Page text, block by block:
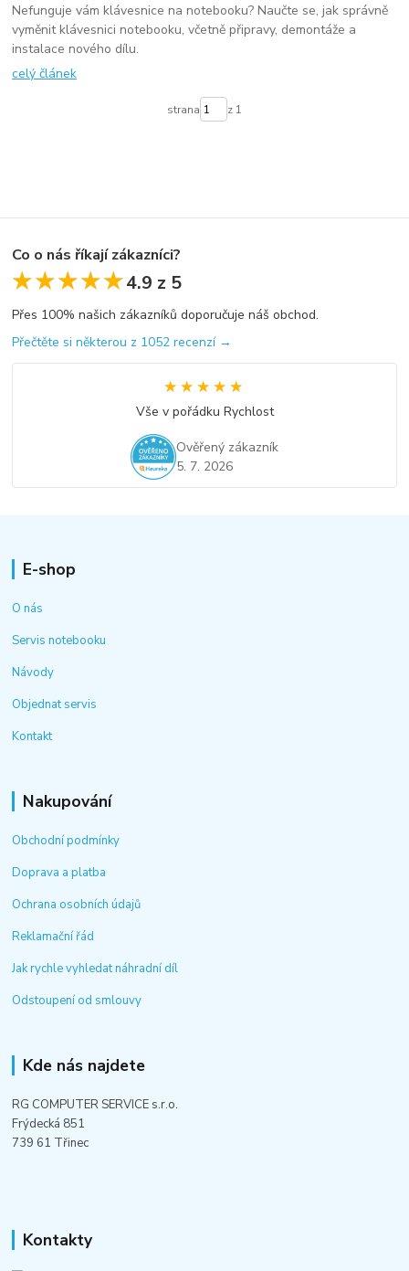
Nefunguje vám klávesnice na notebooku? Naučte se, jak správně
vyměnit klávesnici notebooku, včetně připravy, demontáže a
instalace nového dílu.
celý článek
strana z 1
Co o nás říkají zákazníci?
★★★★★
★★★★★4.9 z 5
Přes 100% našich zákazníků doporučuje náš obchod.
Přečtěte si některou z 1052 recenzí →
★★★★★
★★★★★
Vše v pořádku Rychlost
Ověřený zákazník
5. 7. 2026
E-shop
O nás
Servis notebooku
Návody
Objednat servis
Kontakt
Nakupování
Obchodní podmínky
Doprava a platba
Ochrana osobních údajů
Reklamační řád
Jak rychle vyhledat náhradní díl
Odstoupení od smlouvy
Kde nás najdete
RG COMPUTER SERVICE s.r.o.
Frýdecká 851
739 61 Třinec
Kontakty